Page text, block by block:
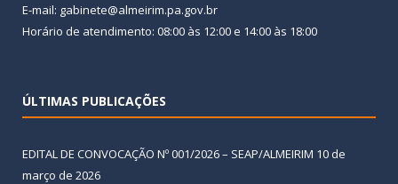
E-mail: gabinete@almeirim.pa.gov.br
Horário de atendimento: 08:00 às 12:00 e 14:00 às 18:00
ÚLTIMAS PUBLICAÇÕES
EDITAL DE CONVOCAÇÃO Nº 001/2026 – SEAP/ALMEIRIM 10 de
março de 2026